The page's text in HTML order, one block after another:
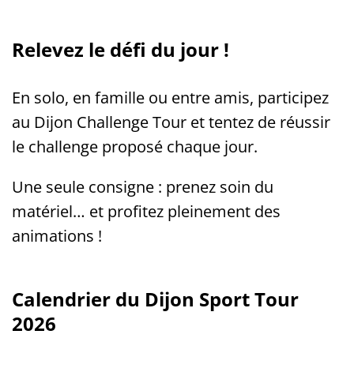
Relevez le défi du jour !
En solo, en famille ou entre amis, participez
au Dijon Challenge Tour et tentez de réussir
le challenge proposé chaque jour.
Une seule consigne : prenez soin du
matériel… et profitez pleinement des
animations !
Calendrier du Dijon Sport Tour
2026